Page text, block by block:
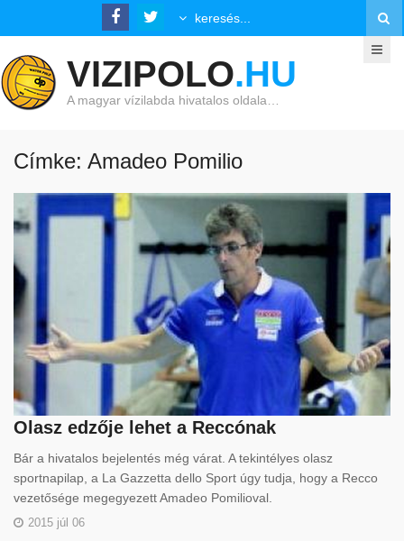
VIZIPOLO.HU
A magyar vízilabda hivatalos oldala…
Címke: Amadeo Pomilio
Olasz edzője lehet a Reccónak
Bár a hivatalos bejelentés még várat. A tekintélyes olasz
sportnapilap, a La Gazzetta dello Sport úgy tudja, hogy a Recco
vezetősége megegyezett Amadeo Pomilioval.
2015 júl 06